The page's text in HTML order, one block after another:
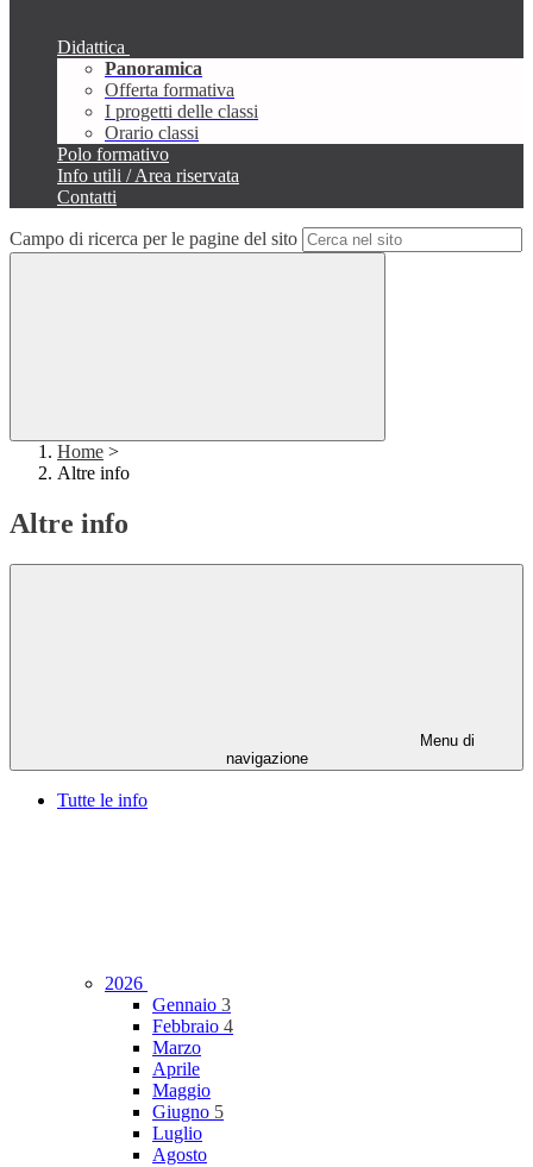
Didattica
Panoramica
Offerta formativa
I progetti delle classi
Orario classi
Polo formativo
Info utili / Area riservata
Contatti
Campo di ricerca per le pagine del sito
Home >
Altre info
Altre info
Menu di
navigazione
Tutte le info
2026
Gennaio 3
Febbraio 4
Marzo
Aprile
Maggio
Giugno 5
Luglio
Agosto